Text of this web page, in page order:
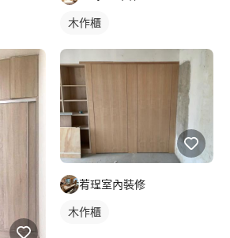
木作櫃
䒴珵室內裝修
木作櫃